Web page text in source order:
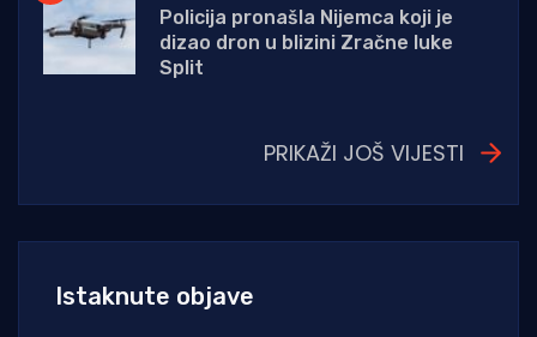
Policija pronašla Nijemca koji je
dizao dron u blizini Zračne luke
Split
PRIKAŽI JOŠ VIJESTI
Istaknute objave